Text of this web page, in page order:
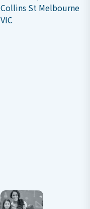
Collins St Melbourne
VIC